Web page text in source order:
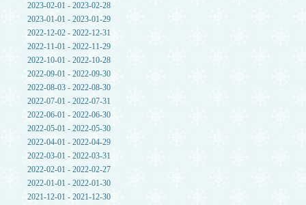
2023-02-01 - 2023-02-28
2023-01-01 - 2023-01-29
2022-12-02 - 2022-12-31
2022-11-01 - 2022-11-29
2022-10-01 - 2022-10-28
2022-09-01 - 2022-09-30
2022-08-03 - 2022-08-30
2022-07-01 - 2022-07-31
2022-06-01 - 2022-06-30
2022-05-01 - 2022-05-30
2022-04-01 - 2022-04-29
2022-03-01 - 2022-03-31
2022-02-01 - 2022-02-27
2022-01-01 - 2022-01-30
2021-12-01 - 2021-12-30